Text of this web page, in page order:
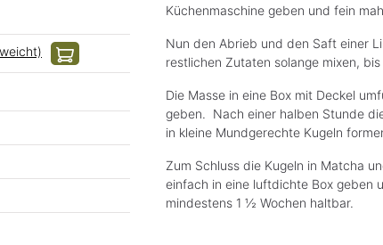
Küchenmaschine geben und fein
Nun den Abrieb und den Saft einer
restlichen Zutaten solange mixen,
Die Masse in eine Box mit Deckel
geben. Nach einer halben Stunde
in kleine Mundgerechte Kugeln
Zum Schluss die Kugeln in Matcha
einfach in eine luftdichte Box geben
mindestens 1 ½ Wochen haltbar.